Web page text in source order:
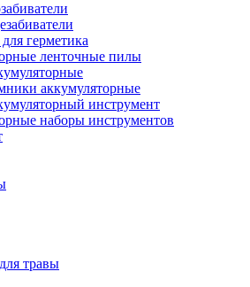
герметика
ленточные пилы
аккумуляторные
инструмент
наборы инструментов
травы